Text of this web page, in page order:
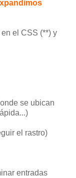
el CSS (**) y
se ubican
el rastro)
entradas